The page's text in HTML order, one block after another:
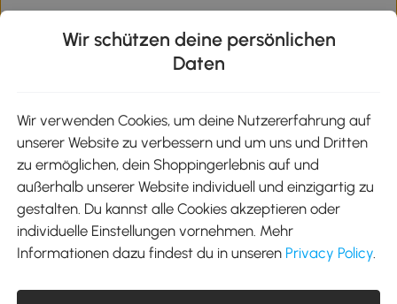
Aosom-App
Google Play
Tel.: +49 40 87408465
Wir schützen deine persönlichen
Daten
Wir verwenden Cookies, um deine Nutzererfahrung auf
unserer Website zu verbessern und um uns und Dritten
zu ermöglichen, dein Shoppingerlebnis auf und
außerhalb unserer Website individuell und einzigartig zu
gestalten. Du kannst alle Cookies akzeptieren oder
individuelle Einstellungen vornehmen. Mehr
Informationen dazu findest du in unseren Privacy Policy.